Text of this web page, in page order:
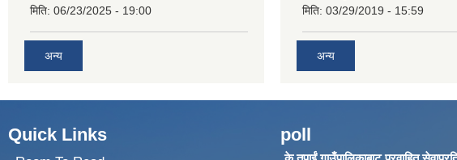
मिति: 06/23/2025 - 19:00
अन्य
मिति: 03/29/2019 - 15:59
अन्य
Quick Links poll